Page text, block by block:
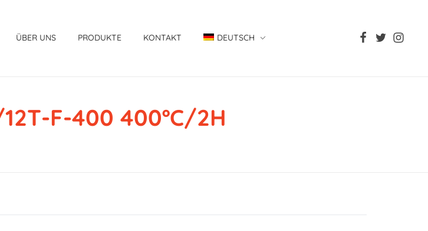
ÜBER UNS PRODUKTE KONTAKT DEUTSCH
F-400 400ºC/2H